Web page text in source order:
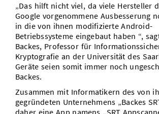
„Das hilft nicht viel, da viele Hersteller
Google vorgenommene Ausbesserung
in die von ihnen modifizierte Android-
Betriebssysteme eingebaut haben “,
Backes, Professor für
Kryptografie an der Universität des
Geräte seien somit immer noch
Backes.
Zusammen mit Informatikern des von
gegründeten Unternehmens „Backes